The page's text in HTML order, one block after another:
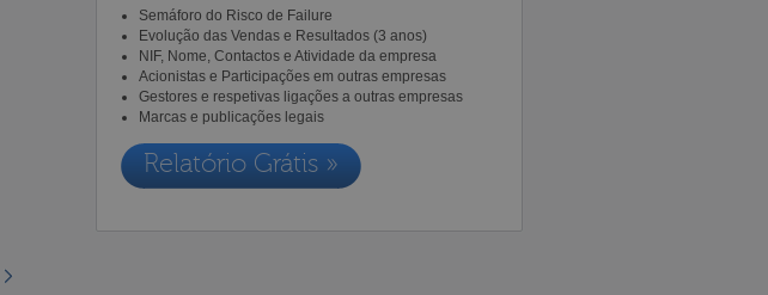
Semáforo do Risco de Failure
Evolução das Vendas e Resultados (3 anos)
NIF, Nome, Contactos e Atividade da empresa
Acionistas e Participações em outras empresas
Gestores e respetivas ligações a outras empresas
Marcas e publicações legais
Relatório Grátis »